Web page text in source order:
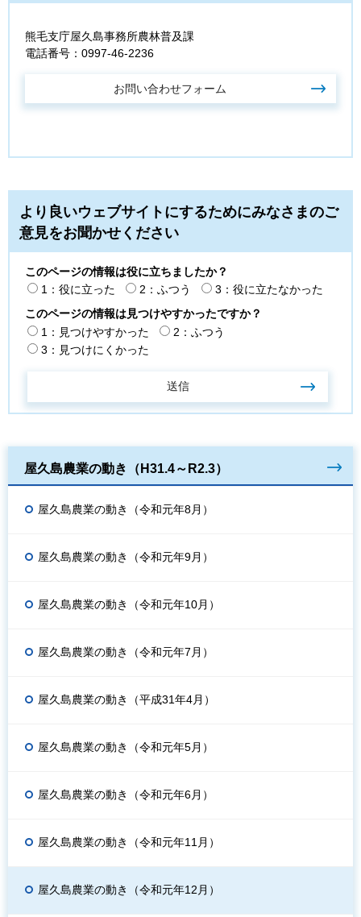
熊毛支庁屋久島事務所農林普及課
電話番号：0997-46-2236
より良いウェブサイトにするためにみなさまのご
意見をお聞かせください
このページの情報は役に立ちましたか？
1：役に立った
2：ふつう
3：役に立たなかった
このページの情報は見つけやすかったですか？
1：見つけやすかった
2：ふつう
3：見つけにくかった
屋久島農業の動き（H31.4～R2.3）
屋久島農業の動き（令和元年8月）
屋久島農業の動き（令和元年9月）
屋久島農業の動き（令和元年10月）
屋久島農業の動き（令和元年7月）
屋久島農業の動き（平成31年4月）
屋久島農業の動き（令和元年5月）
屋久島農業の動き（令和元年6月）
屋久島農業の動き（令和元年11月）
屋久島農業の動き（令和元年12月）